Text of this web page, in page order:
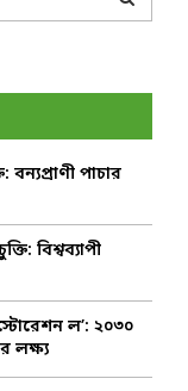
E
A
বন্যপ্রাণী পাচার
বিশ্বব্যাপী
ল’: ২০৩০
লক্ষ্য